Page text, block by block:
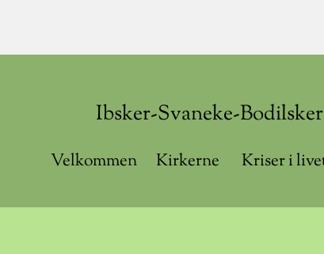
Ibsker-Svaneke-
Kirkerne Kriser i